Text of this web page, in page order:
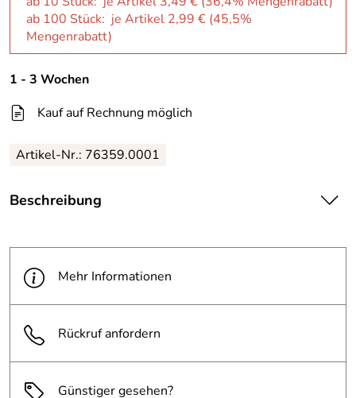
ab 100 Stück: je Artikel 2,99 € (45,5%
Mengenrabatt)
1 - 3 Wochen
Kauf auf Rechnung möglich
Artikel-Nr.: 76359.0001
Beschreibung
mehrfarbig
Mehr Informationen
Rückruf anfordern
Günstiger gesehen?